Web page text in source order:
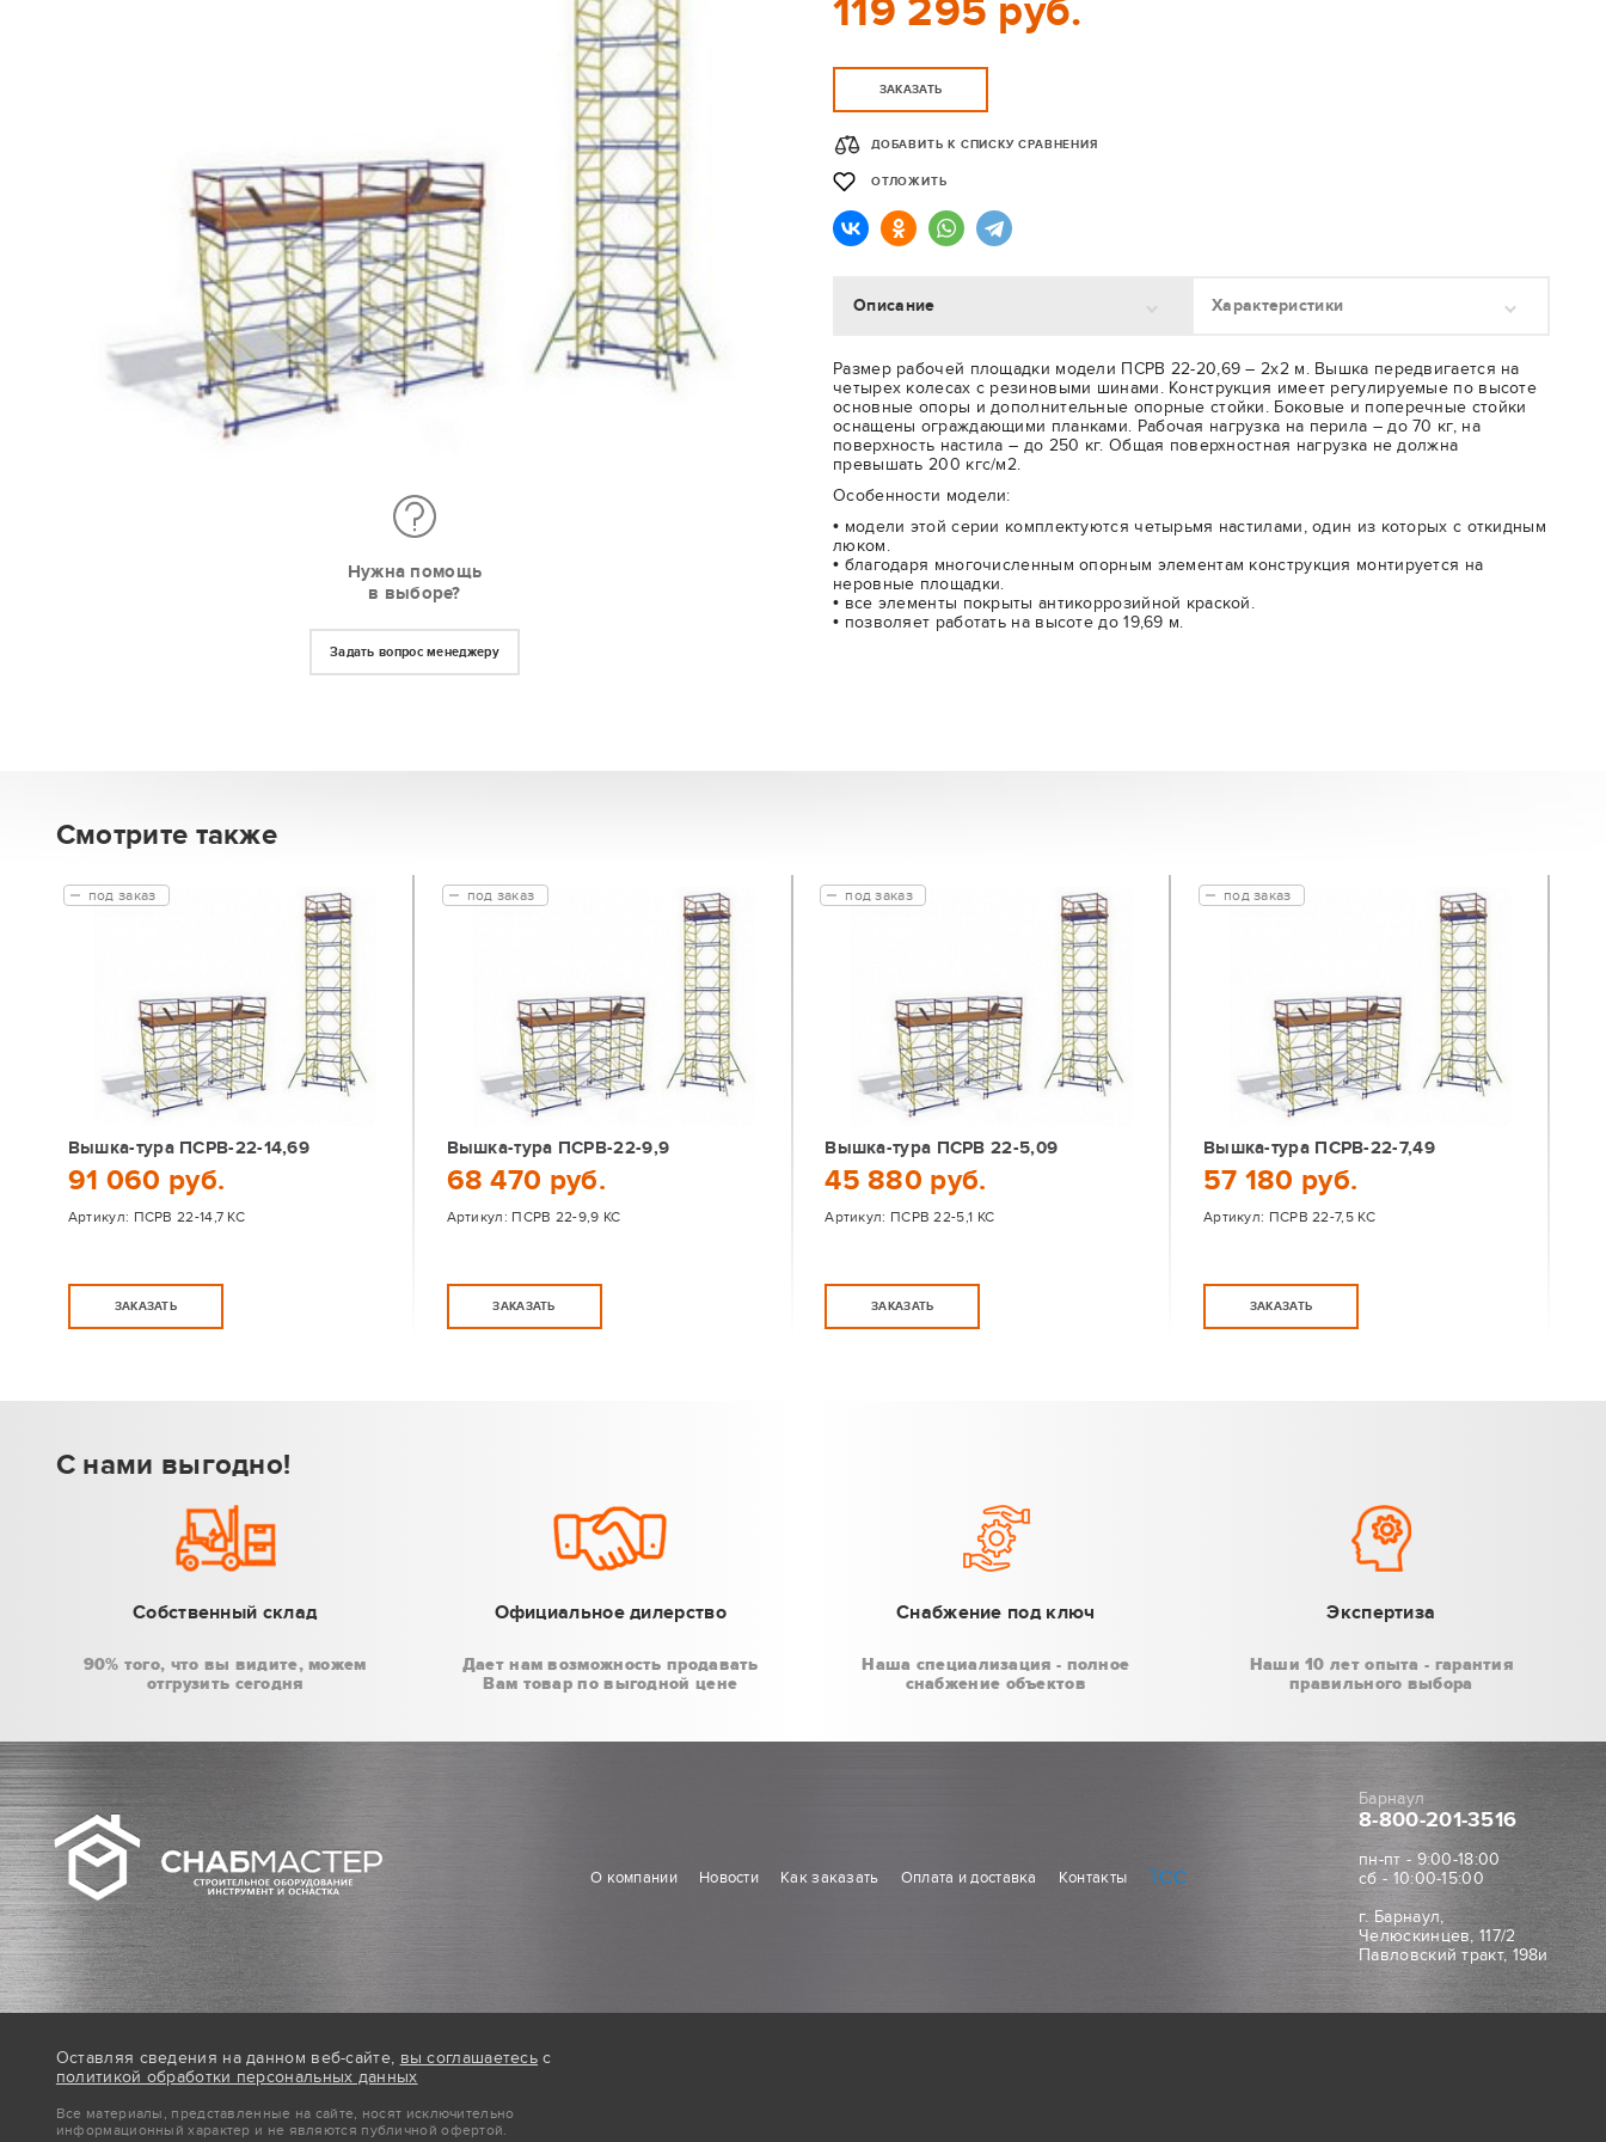
Нужна помощь
в выборе?
Задать вопрос менеджеру
119 295 руб.
ЗАКАЗАТЬ
ДОБАВИТЬ К СПИСКУ СРАВНЕНИЯ
ОТЛОЖИТЬ
Описание Характеристики
Размер рабочей площадки модели ПСРВ 22-20,69 – 2х2 м. Вышка передвигается на
четырех колесах с резиновыми шинами. Конструкция имеет регулируемые по высоте
основные опоры и дополнительные опорные стойки. Боковые и поперечные стойки
оснащены ограждающими планками. Рабочая нагрузка на перила – до 70 кг, на
поверхность настила – до 250 кг. Общая поверхностная нагрузка не должна
превышать 200 кгс/м2.
Особенности модели:
• модели этой серии комплектуются четырьмя настилами, один из которых с откидным
люком.
• благодаря многочисленным опорным элементам конструкция монтируется на
неровные площадки.
• все элементы покрыты антикоррозийной краской.
• позволяет работать на высоте до 19,69 м.
Смотрите также
Вышка-тура ПСРВ-22-14,69
91 060 руб.
Артикул: ПСРВ 22-14,7 КС
под заказ
ЗАКАЗАТЬ
Вышка-тура ПСРВ-22-9,9
68 470 руб.
Артикул: ПСРВ 22-9,9 КС
под заказ
ЗАКАЗАТЬ
Вышка-тура ПСРВ 22-5,09
45 880 руб.
Артикул: ПСРВ 22-5,1 КС
под заказ
ЗАКАЗАТЬ
Вышка-тура ПСРВ-22-7,49
57 180 руб.
Артикул: ПСРВ 22-7,5 КС
под заказ
ЗАКАЗАТЬ
С нами выгодно!
Собственный склад
90% того, что вы видите, можем
отгрузить сегодня
Официальное дилерство
Дает нам возможность продавать
Вам товар по выгодной цене
Снабжение под ключ
Наша специализация - полное
снабжение объектов
Экспертиза
Наши 10 лет опыта - гарантия
правильного выбора
О компании Новости Как заказать Оплата и доставка Контакты ТСС
Барнаул
8-800-201-3516
пн-пт - 9:00-18:00
сб - 10:00-15:00
г. Барнаул,
Челюскинцев, 117/2
Павловский тракт, 198и
Оставляя сведения на данном веб-сайте, вы соглашаетесь с
политикой обработки персональных данных
Все материалы, представленные на сайте, носят исключительно
информационный характер и не являются публичной офертой.